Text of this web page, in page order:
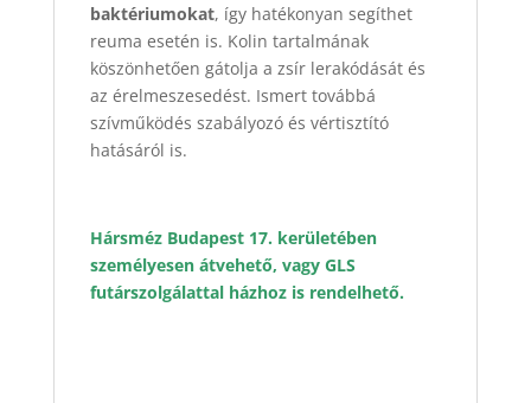
baktériumokat, így hatékonyan segíthet
reuma esetén is. Kolin tartalmának
köszönhetően gátolja a zsír lerakódását és
az érelmeszesedést. Ismert továbbá
szívműködés szabályozó és vértisztító
hatásáról is.
Hársméz Budapest 17. kerületében
személyesen átvehető, vagy GLS
futárszolgálattal házhoz is rendelhető.